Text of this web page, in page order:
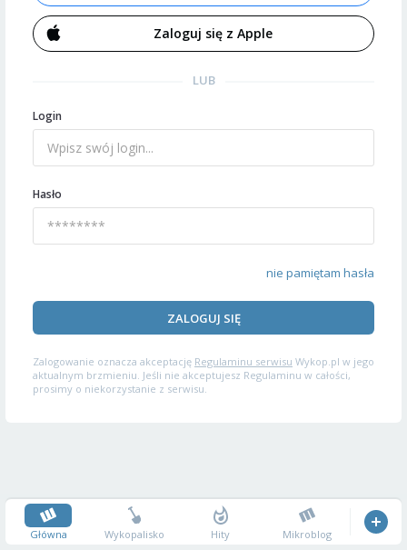
Zaloguj się z Apple
LUB
Login
Hasło
nie pamiętam hasła
ZALOGUJ SIĘ
Zalogowanie oznacza akceptację Regulaminu serwisu Wykop.pl w jego
aktualnym brzmieniu. Jeśli nie akceptujesz Regulaminu w całości,
prosimy o niekorzystanie z serwisu.
Główna Wykopalisko Hity Mikroblog